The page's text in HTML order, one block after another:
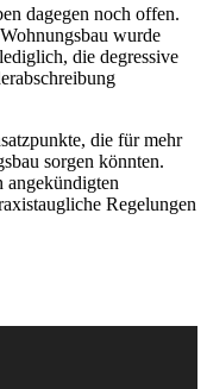
dagegen noch offen.
wurde
die degressive
die für mehr
sorgen könnten.
angekündigten
Regelungen